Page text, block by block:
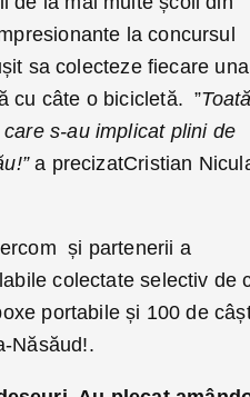
la concursul
sa colecteze fiecare una
cu câte o bicicletă. ”
s-au implicat plini de
a precizatCristian
și partenerii a
colectate selectiv de
portabile și 100 de
Năsăud!.